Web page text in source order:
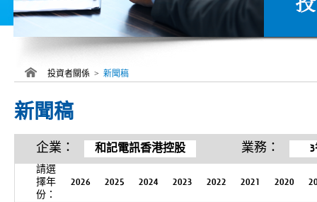
投資者關係 > 新聞稿
新聞稿
企業： 和記電訊香港控股 業務：
請選
擇年
份：
2026 2025 2024 2023 2022 2021 2020